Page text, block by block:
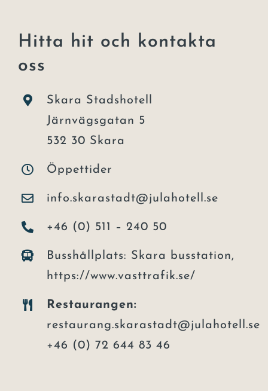
Hitta hit och kontakta
oss
Skara Stadshotell
Järnvägsgatan 5
532 30 Skara
Öppettider
info.skarastadt@julahotell.se
+46 (0) 511 – 240 50
Busshållplats: Skara busstation,
https://www.vasttrafik.se/
Restaurangen:
restaurang.skarastadt@julahotell.se
+46 (0) 72 644 83 46